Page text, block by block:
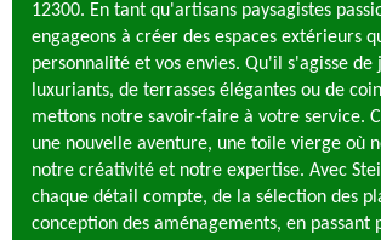
12300. En tant qu'artisans paysagistes
engageons à créer des espaces extérieurs
personnalité et vos envies. Qu'il s'agisse de
luxuriants, de terrasses élégantes ou de
mettons notre savoir-faire à votre service.
une nouvelle aventure, une toile vierge où
notre créativité et notre expertise. Avec
chaque détail compte, de la sélection des
conception des aménagements, en